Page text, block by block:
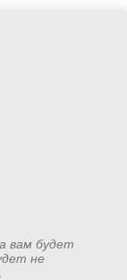
вам будет
не